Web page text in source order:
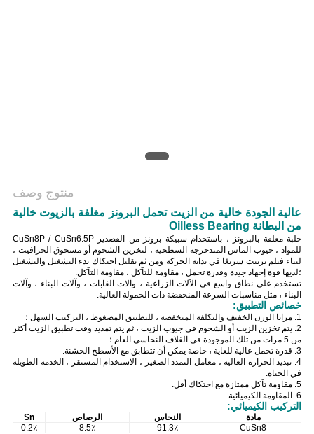
منتوج وصف
عالية الجودة خالية من الزيت تحمل البرونز مغلفة بالزيوت خالية
من البطانة Oilless Bearing
جلبة مغلفة بالبرونز ، باستخدام سبيكة برونز من القصدير CuSn8P / CuSn6.5P
للمواد ، جيوب الماس المتدحرجة السطحية ، لتخزين الشحوم أو مسحوق الجرافيت ،
لبناء فيلم تزييت سريعًا في بداية الحركة ومن ثم تقليل احتكاك بدء التشغيل والتشغيل
؛لديها قوة إجهاد جيدة وقدرة تحمل ، مقاومة للتآكل ، مقاومة التآكل.
تستخدم على نطاق واسع في الآلات الزراعية ، وآلات الغابات ، وآلات البناء ، وآلات
البناء ، مثل مناسبات السرعة المنخفضة ذات الحمولة العالية.
خصائص التطبيق:
1. مزايا الوزن الخفيف والتكلفة المنخفضة ، للتطبيق المضغوط ، التركيب السهل ؛
2. يتم تخزين الزيت أو الشحوم في جيوب الزيت ، ثم يتم تمديد وقت تطبيق الزيت أكثر
من 5 مرات من تلك الموجودة في الغلاف النحاسي العام ؛
3. قدرة تحمل عالية للغاية ، خاصة يمكن أن تتطابق مع الأسطح الخشنة.
4. تبديد الحرارة العالية ، معامل التمدد الصغير ، الاستخدام المستقر ، الخدمة الطويلة
في الحياة.
5. مقاومة تآكل ممتازة مع احتكاك أقل.
6. المقاومة الكيميائية.
التركيب الكيميائي:
مادة النحاس الرصاص
Sn
CuSn8
91.3٪ 8.5٪
0.2٪